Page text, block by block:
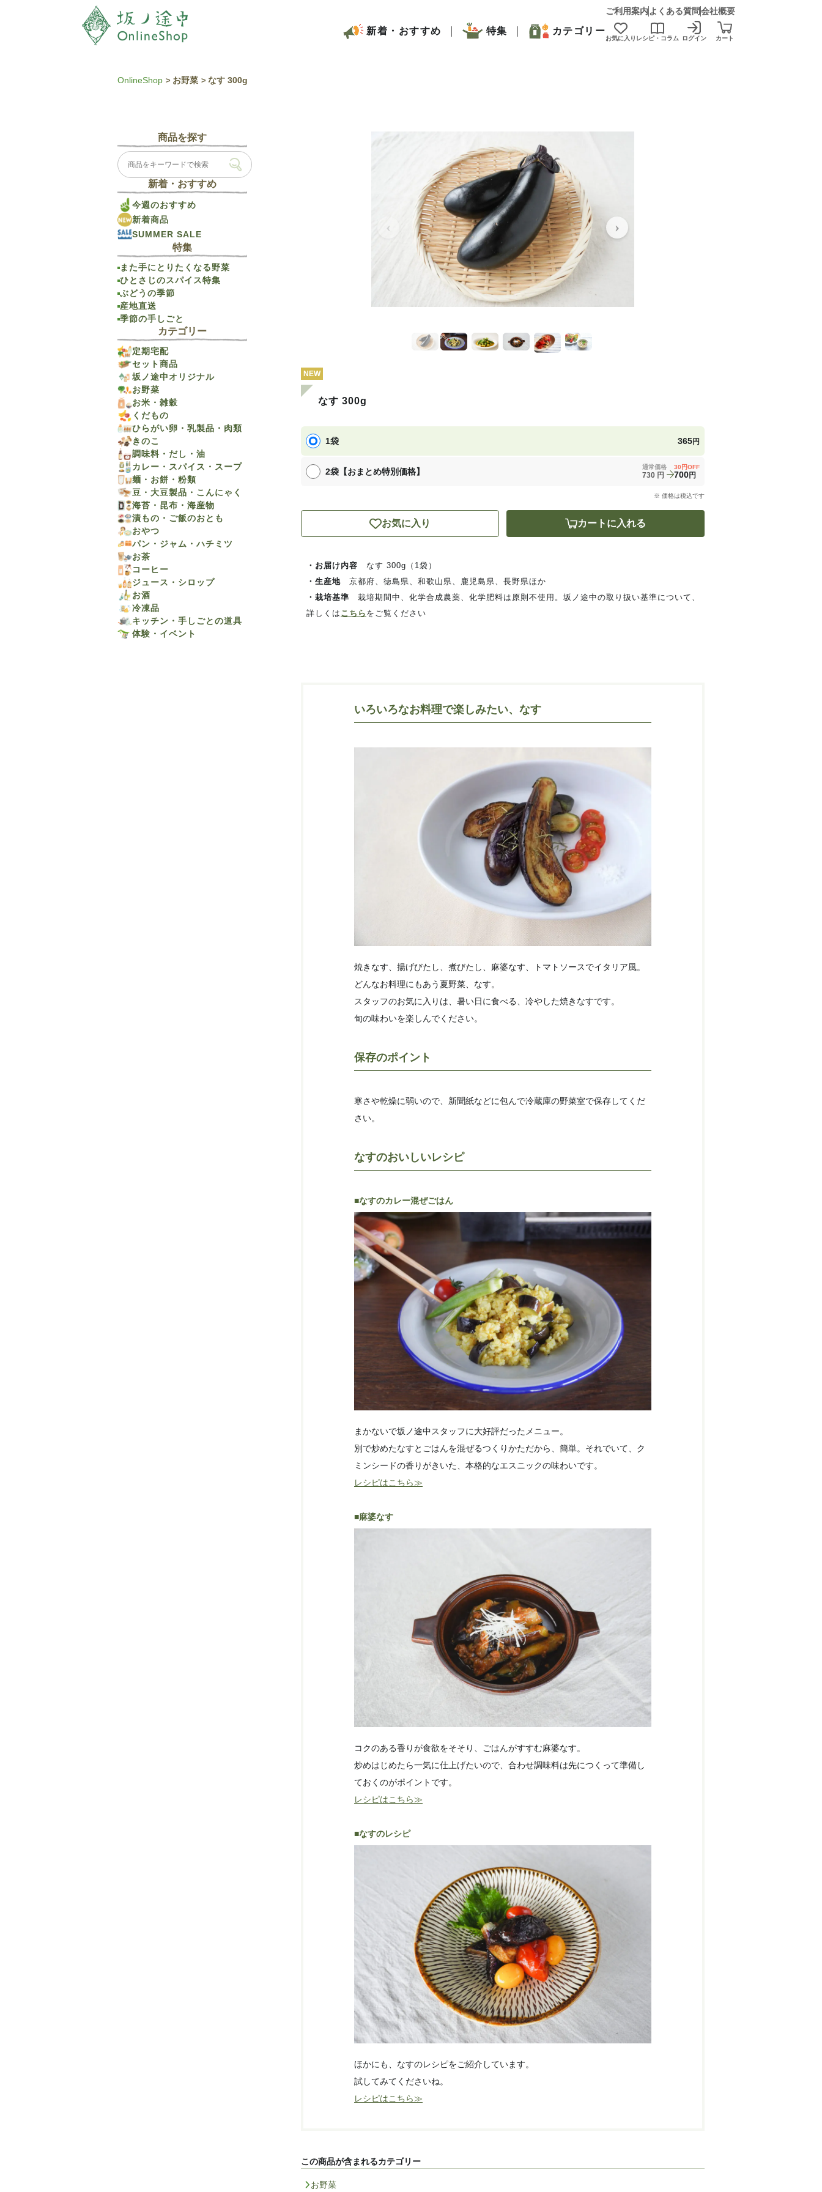
ご利用案内 よくある質問会社概要
新着・おすすめ 特集 カテゴリー
お気に入り レシピ・コラム ログイン カート
OnlineShop お野菜 なす 300g
NEW
なす 300g
1袋 365円
2袋【おまとめ特別価格】 通常価格
730 円
30 円OFF
700円
※ 価格は税込です
お気に入り カートに入れる
・お届け内容 なす 300g（1袋）
・生産地 京都府、徳島県、和歌山県、鹿児島県、長野県ほか
・栽培基準 栽培期間中、化学合成農薬、化学肥料は原則不使用。坂ノ途中の取り扱い基準について、
詳しくは こちら をご覧ください
いろいろなお料理で楽しみたい、なす
焼きなす、揚げびたし、煮びたし、麻婆なす、トマトソースでイタリア風。
どんなお料理にもあう夏野菜、なす。
スタッフのお気に入りは、暑い日に食べる、冷やした焼きなすです。
旬の味わいを楽しんでください。
保存のポイント
寒さや乾燥に弱いので、新聞紙などに包んで冷蔵庫の野菜室で保存してくだ
さい。
なすのおいしいレシピ
■なすのカレー混ぜごはん
まかないで坂ノ途中スタッフに大好評だったメニュー。
別で炒めたなすとごはんを混ぜるつくりかただから、簡単。それでいて、ク
ミンシードの香りがきいた、本格的なエスニックの味わいです。
レシピはこちら≫
■麻婆なす
コクのある香りが食欲をそそり、ごはんがすすむ麻婆なす。
炒めはじめたら一気に仕上げたいので、合わせ調味料は先につくって準備し
ておくのがポイントです。
レシピはこちら≫
■なすのレシピ
ほかにも、なすのレシピをご紹介しています。
試してみてくださいね。
レシピはこちら≫
この商品が含まれるカテゴリー
お野菜
商品を探す
新着・おすすめ
今週のおすすめ
新着商品
SUMMER SALE
特集
また手にとりたくなる野菜
ひとさじのスパイス特集
ぶどうの季節
産地直送
季節の手しごと
カテゴリー
定期宅配
セット商品
坂ノ途中オリジナル
お野菜
お米・雑穀
くだもの
ひらがい卵・乳製品・肉類
きのこ
調味料・だし・油
カレー・スパイス・スープ
麺・お餅・粉類
豆・大豆製品・こんにゃく
海苔・昆布・海産物
漬もの・ご飯のおとも
おやつ
パン・ジャム・ハチミツ
お茶
コーヒー
ジュース・シロップ
お酒
冷凍品
キッチン・手しごとの道具
体験・イベント